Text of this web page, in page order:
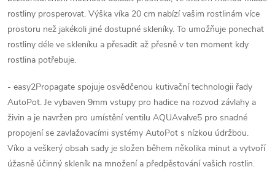
a
c
í
p
r
v
k
rostliny prosperovat. Výška víka 20 cm nabízí vašim rostlinám více
prostoru než jakékoli jiné dostupné skleníky. To umožňuje ponechat
rostliny déle ve skleníku a přesadit až přesně v ten moment kdy
rostlina potřebuje.
- easy2Propagate spojuje osvědčenou kutivační technologii řady
AutoPot. Je vybaven 9mm vstupy pro hadice na rozvod závlahy a
živin a je navržen pro umístění ventilu AQUAvalve5 pro snadné
propojení se zavlažovacími systémy AutoPot s nízkou údržbou.
Víko a veškerý obsah sady je složen během několika minut a vytvoří
úžasně účinný skleník na množení a předpěstování vašich rostlin.